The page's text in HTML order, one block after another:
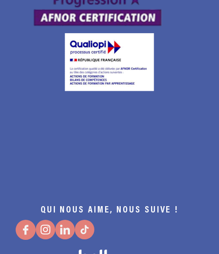
QUI NOUS AIME, NOUS SUIVE !